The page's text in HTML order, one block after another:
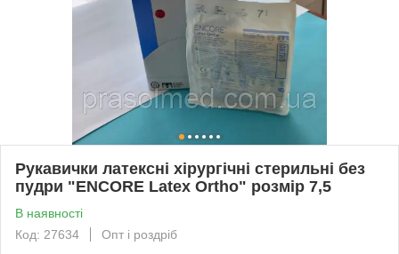
Рукавички латексні хірургічні стерильні без
пудри "ENCORE Latex Ortho" розмір 7,5
В наявності
Код: 27634
Опт і роздріб